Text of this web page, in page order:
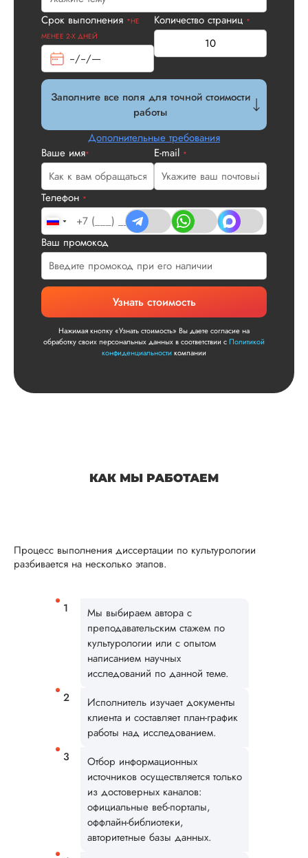
Срок выполнения *НЕ
МЕНЕЕ 2-Х ДНЕЙ
Количество страниц *
Заполните все поля для точной стоимости
работы
Дополнительные требования
Ваше имя* E-mail *
Телефон *
Ваш промокод
Узнать стоимость
Нажимая кнопку «Узнать стоимость» Вы даете согласие на
обработку своих персональных данных в соответствии сПолитикой
конфиденциальностикомпании
КАК МЫ РАБОТАЕМ
Процесс выполнения диссертации по культурологии
разбивается на несколько этапов.
Мы выбираем автора с
преподавательским стажем по
культурологии или с опытом
написанием научных
исследований по данной теме.
Исполнитель изучает документы
клиента и составляет план-график
работы над исследованием.
Отбор информационных
источников осуществляется только
из достоверных каналов:
официальные веб-порталы,
оффлайн-библиотеки,
авторитетные базы данных.